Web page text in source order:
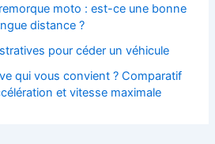
moto : est-ce une bonne
distance ?
pour céder un véhicule
qui vous convient ? Comparatif
et vitesse maximale